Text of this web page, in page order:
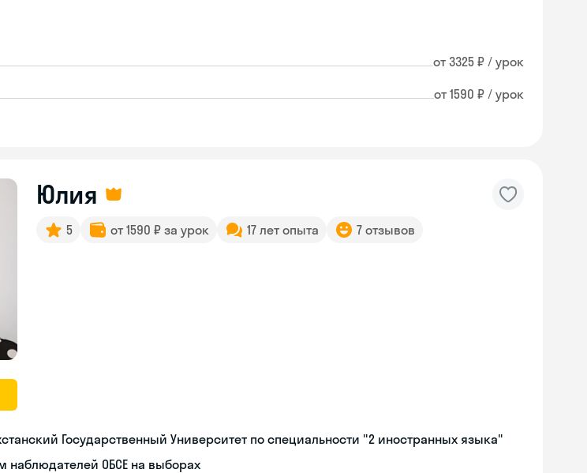
от 3325 ₽ / урок
от 1590 ₽ / урок
Юлия
5 от 1590 ₽ за урок 17 лет опыта 7 отзывов
Государственный Университет по специальности "2 иностранных языка"
наблюдателей ОБСЕ на выборах